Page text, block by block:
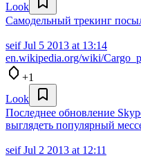
Look
Самодельный трекинг
seifJul 5 2013 at 13:14
en.wikipedia.org/wiki/
+1
Look
Последнее обновление
выглядеть популярный
seifJul 2 2013 at 12:11